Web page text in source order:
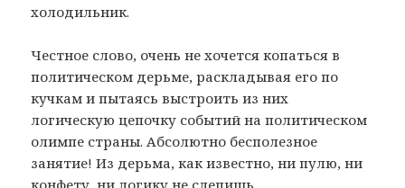
холодильник.
Честное слово, очень не хочется копаться в
политическом дерьме, раскладывая его по
кучкам и пытаясь выстроить из них
логическую цепочку событий на политическом
олимпе страны. Абсолютно бесполезное
занятие! Из дерьма, как известно, ни пулю, ни
конфету, ни логику не слепишь.